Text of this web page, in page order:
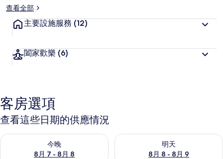
查看全部
主要設施服務 (12)
闔家歡樂 (6)
客房選項
查看這些日期的供應情況
今晚
8月 7 - 8月 8
查看今晚 (8月 7 - 8月 8) 的供應情況
明天
8月 8 - 8月 9
查看明天 (8月 8 - 8月 9) 的供